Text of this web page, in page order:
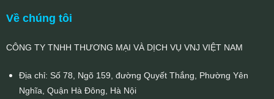
Về chúng tôi
CÔNG TY TNHH THƯƠNG MẠI VÀ DỊCH VỤ VNJ VIỆT NAM
Địa chỉ: Số 78, Ngõ 159, đường Quyết Thắng, Phường Yên
Nghĩa, Quận Hà Đông, Hà Nội